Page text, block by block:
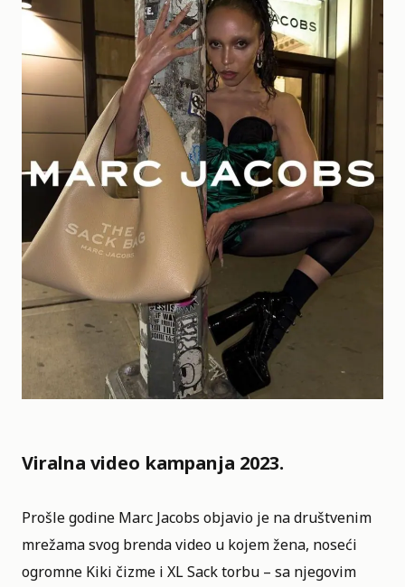
Viralna video kampanja 2023.
Prošle godine Marc Jacobs objavio je na društvenim
mrežama svog brenda video u kojem žena, noseći
ogromne Kiki čizme i XL Sack torbu – sa njegovim